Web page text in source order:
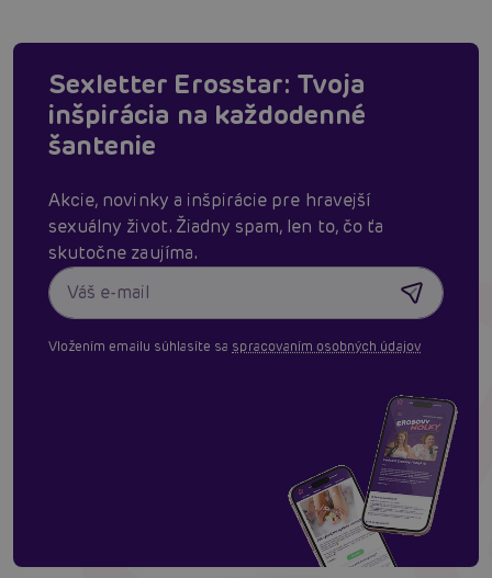
Sexletter Erosstar: Tvoja
inšpirácia na každodenné
šantenie
Akcie, novinky a inšpirácie pre hravejší
sexuálny život. Žiadny spam, len to, čo ťa
skutočne zaujíma.
Vložením emailu súhlasíte sa spracovaním osobných údajov